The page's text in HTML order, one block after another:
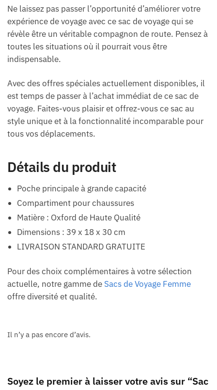
Ne laissez pas passer l’opportunité d’améliorer votre
expérience de voyage avec ce sac de voyage qui se
révèle être un véritable compagnon de route. Pensez à
toutes les situations où il pourrait vous être
indispensable.
Avec des offres spéciales actuellement disponibles, il
est temps de passer à l’achat immédiat de ce sac de
voyage. Faites-vous plaisir et offrez-vous ce sac au
style unique et à la fonctionnalité incomparable pour
tous vos déplacements.
Détails du produit
Poche principale à grande capacité
Compartiment pour chaussures
Matière : Oxford de Haute Qualité
Dimensions : 39 x 18 x 30 cm
LIVRAISON STANDARD GRATUITE
Pour des choix complémentaires à votre sélection
actuelle, notre gamme de Sacs de Voyage Femme
offre diversité et qualité.
Il n’y a pas encore d’avis.
Soyez le premier à laisser votre avis sur “Sac